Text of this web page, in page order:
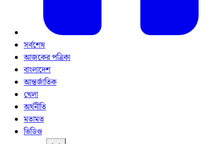
সর্বশেষ
আজকের পত্রিকা
বাংলাদেশ
আন্তর্জাতিক
খেলা
অর্থনীতি
মতামত
ভিডিও